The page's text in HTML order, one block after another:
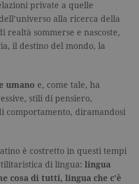
private a quelle
alla ricerca della
realtà sommerse e nascoste,
il destino del mondo, la
umano e, come tale, ha
stili di pensiero,
comportamento, diramandosi
è costretto in questi tempi
di lingua: lingua
cosa di tutti, lingua che c’è